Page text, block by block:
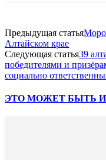
Предыдущая статья
Алтайском крае
Следующая статья39
победителями и
социально
ЭТО МОЖЕТ БЫТЬ